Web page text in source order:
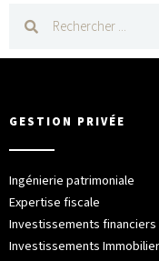
GESTION PRIVÉE
Ingénierie patrimoniale
Expertise fiscale
Investissements financiers
Investissements